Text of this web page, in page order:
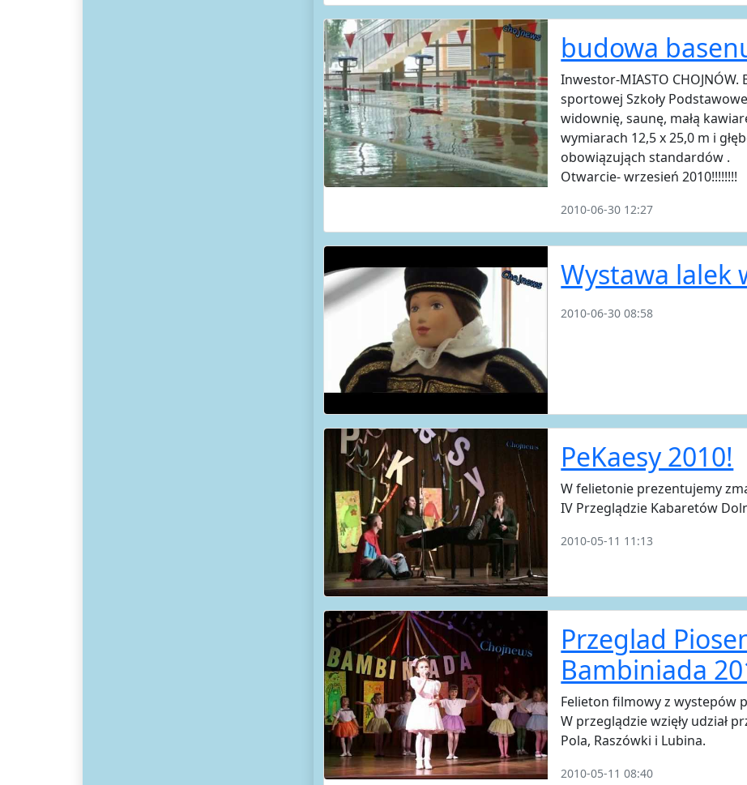
budowa
Inwestor-MIASTO
sportowej Szkoły
widownię, saunę, małą
wymiarach 12,5 x 25,0 m i
obowiązująch standardów .
Otwarcie- wrzesień 2010!!!!!!!!
2010-06-30 12:27
Wystawa lalek
2010-06-30 08:58
PeKaesy 2010!
W felietonie prezentujemy
IV Przeglądzie Kabaretów
2010-05-11 11:13
Przeglad
Bambiniada
Felieton filmowy z wystepów
W przeglądzie wzięły udział
Pola, Raszówki i Lubina.
2010-05-11 08:40